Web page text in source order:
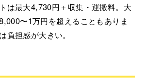
は最大4,730円＋収集・運搬料。大
〜1万円を超えることもありま
負担感が大きい。